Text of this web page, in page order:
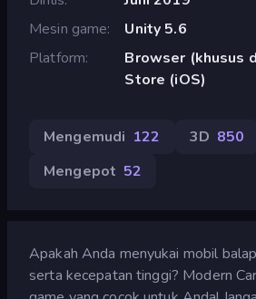
Mesin game
Unity 5.6
Platform
Browser (khusus
Store (iOS)
Mengemudi 122 3D 850
Mengepot 52
Apakah Anda menyukai mobil
serta kecepatan tinggi? Modern